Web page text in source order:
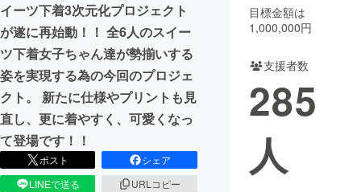
CAMPFIRE for Social Good
CAMPFIRE Creation
CAMPFIREふるさと納税machi-ya コミュニティ
イーツ下着3次元化プロジェクト
が遂に再始動！！ 全6人のスイー
ツ下着女子ちゃん達が勢揃いする
姿を実現する為の今回のプロジェ
クト。 新たに仕様やプリントも見
直し、更に着やすく、可愛くなっ
て登場です！！
ポスト
シェア
LINEで送る
URLコピー
目標金額は
1,000,000円
支援者数
285
人